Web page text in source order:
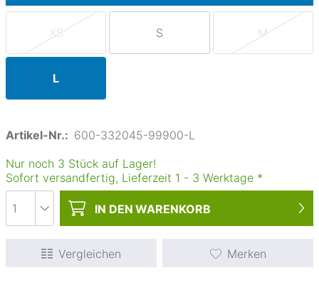
XS S M
L
Artikel-Nr.: 600-332045-99900-L
Nur noch 3 Stück auf Lager!
Sofort versandfertig, Lieferzeit 1 - 3 Werktage *
IN DEN WARENKORB
Vergleichen Merken